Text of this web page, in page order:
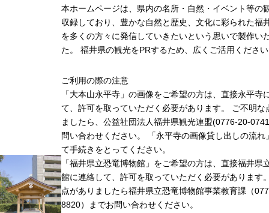
本ホームページは、県内の名所・自然・イベント等の
収録しており、豊かな自然と歴史、文化に彩られた福
を多くの方々に発信していきたいという思いで製作い
た。 福井県の観光をPRするため、広くご活用くださ
ご利用の際の注意
「大本山永平寺」の画像をご希望の方は、直接永平寺
て、許可を取っていただく必要があります。 ご不明な
ましたら、公益社団法人福井県観光連盟(0776-20-
問い合わせください。 「永平寺の画像貸し出しの流れ
て手続きをとってください。
「福井県立恐竜博物館」をご希望の方は、直接福井県
館に連絡して、許可を取っていただく必要があります
点がありましたら福井県立恐竜博物館事業教育課（
8820）までお問い合わせください。